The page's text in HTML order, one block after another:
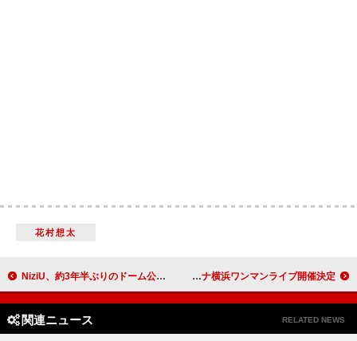
花村想太
NiziU、約3年半ぶりのドーム公演【NiziU Live with U 2026 DOME TOUR】開催決定 葛葉、2ndミニAL『Adamantite』発売＆Kアリーナ横浜ワンマンライブ開催決定
関連ニュース RELATED NEWS